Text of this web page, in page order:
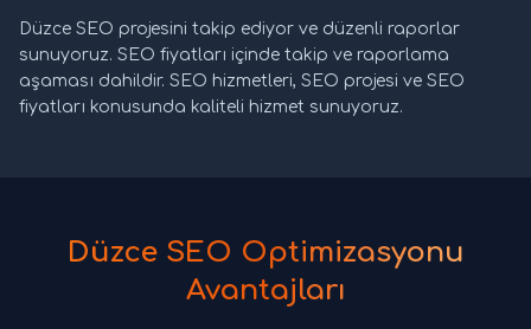
Düzce SEO projesini takip ediyor ve düzenli raporlar
sunuyoruz. SEO fiyatları içinde takip ve raporlama
aşaması dahildir. SEO hizmetleri, SEO projesi ve SEO
fiyatları konusunda kaliteli hizmet sunuyoruz.
Düzce SEO Optimizasyonu
Avantajları